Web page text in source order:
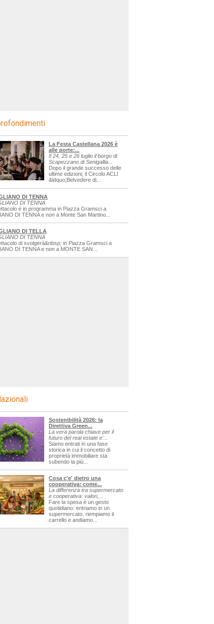
La Festa Castellana 2026 è
alle porte:...
Il 24, 25 e 26 luglio il borgo di
Scapezzano di Senigallia...
Dopo il grande successo delle
ultime edizioni, il Circolo ACLI
&ldquo;Belvedere di...
DI TENNA
DI TENNA
è in programma in Piazza Gramsci a
DI TENNA e non a Monte San Martino...
DI TELLA
DI TENNA
di svolgerà&nbsp; in Piazza Gramsci a
DI TENNA e non a MONTE SAN...
Sostenibilità 2026: la
Direttiva Green...
La vera parola chiave per il
futuro del real estate e'...
Siamo entrati in una fase
storica in cui il concetto di
proprietà immobiliare sta
subendo la più...
Cosa c'e' dietro una
cooperativa: come...
La differenza tra supermercato
e cooperativa: valori,...
Fare la spesa è un gesto
quotidiano: entriamo in un
supermercato, riempiamo il
carrello e andiamo...